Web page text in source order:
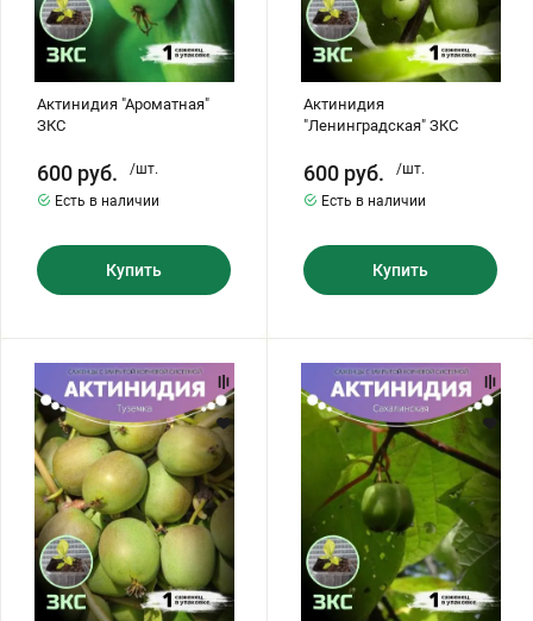
Актинидия "Ароматная"
ЗКС
600 руб.
/шт.
Есть в наличии
Купить
Актинидия
"Ленинградская" ЗКС
600 руб.
/шт.
Есть в наличии
Купить
Актинидия
"Туземка"
ЗКС
Актинидия
"Сахалинская"
ЗКС